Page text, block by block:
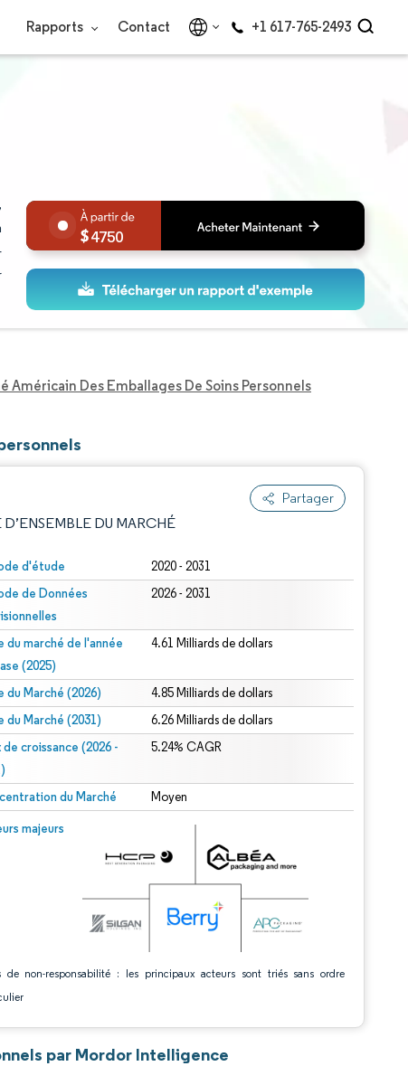
Rapports Contact +1 617-765-2493
4750
Américain Des Emballages De Soins Personnels
Partager
D’ENSEMBLE DU MARCHÉ
d'étude 2020 - 2031
de Données
2026 - 2031
du marché de l'année
(2025)
4.61 Milliards de dollars
du Marché (2026) 4.85 Milliards de dollars
du Marché (2031) 6.26 Milliards de dollars
de croissance (2026 -
5.24% CAGR
du Marché Moyen
majeurs
de non-responsabilité : les principaux acteurs sont triés sans ordre
© Mordor Intelligence. La réutilisation nécessite une attribution sous CC BY 4.0.
attribution sous CC BY 4.0.
par Mordor Intelligence